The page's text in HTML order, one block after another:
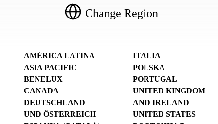
Change Region
AMÉRICA LATINA
ASIA PACIFIC
BENELUX
CANADA
DEUTSCHLAND
UND ÖSTERREICH
ITALIA
POLSKA
PORTUGAL
UNITED KINGDOM
AND IRELAND
UNITED STATES